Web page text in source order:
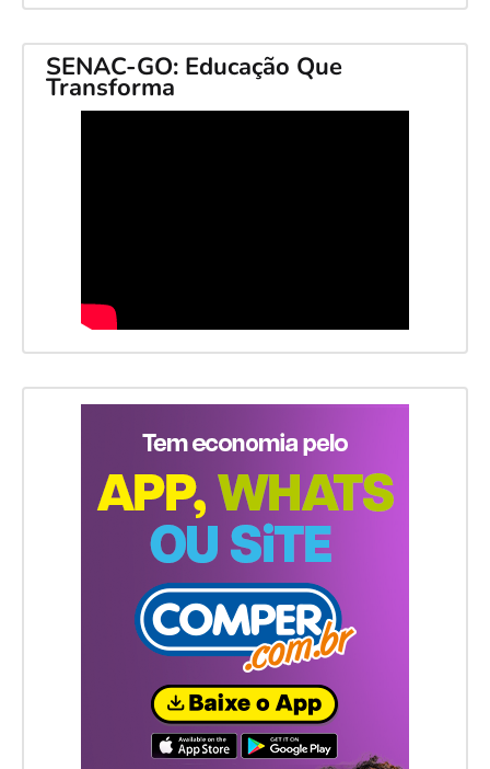
SENAC-GO: Educação Que
Transforma